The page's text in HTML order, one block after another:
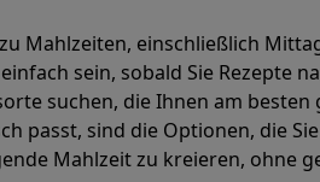
Mahlzeiten, einschließlich
sein, sobald Sie Rezepte
suchen, die Ihnen am
passt, sind die Optionen, die
Mahlzeit zu kreieren, ohne